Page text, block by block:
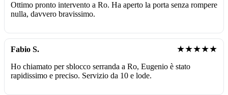
Ottimo pronto intervento a Ro. Ha aperto la porta senza rompere
nulla, davvero bravissimo.
Fabio S. ★★★★★
Ho chiamato per sblocco serranda a Ro, Eugenio è stato
rapidissimo e preciso. Servizio da 10 e lode.